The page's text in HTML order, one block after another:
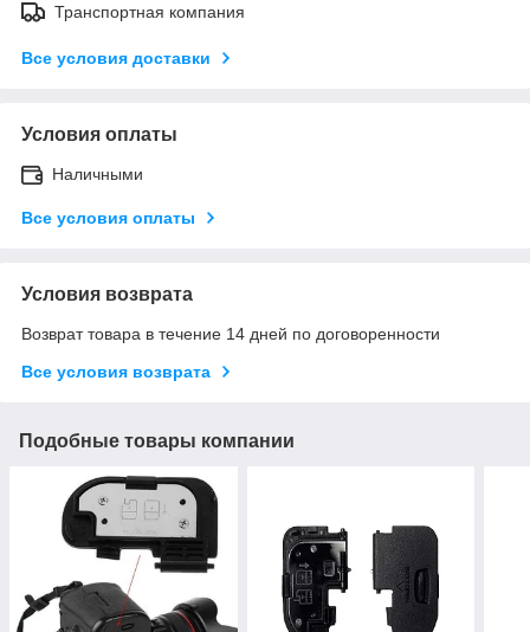
Транспортная компания
Все условия доставки
Условия оплаты
Наличными
Все условия оплаты
Условия возврата
Возврат товара в течение 14 дней по договоренности
Все условия возврата
Подобные товары компании